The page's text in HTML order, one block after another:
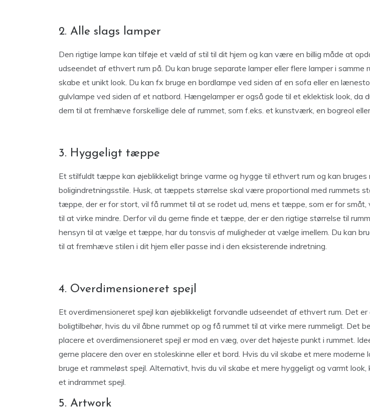
2. Alle slags lamper
Den rigtige lampe kan tilføje et væld af stil til dit hjem og kan være en billig måde at
udseendet af ethvert rum på. Du kan bruge separate lamper eller flere lamper i samme
skabe et unikt look. Du kan fx bruge en bordlampe ved siden af ​​en sofa eller en
gulvlampe ved siden af ​​et natbord. Hængelamper er også gode til et eklektisk look, da
dem til at fremhæve forskellige dele af rummet, som f.eks. et kunstværk, en bogreol
3. Hyggeligt tæppe
Et stilfuldt tæppe kan øjeblikkeligt bringe varme og hygge til ethvert rum og kan bruges
boligindretningsstile. Husk, at tæppets størrelse skal være proportional med rummets
tæppe, der er for stort, vil få rummet til at se rodet ud, mens et tæppe, som er for småt,
til at virke mindre. Derfor vil du gerne finde et tæppe, der er den rigtige størrelse til
hensyn til at vælge et tæppe, har du tonsvis af muligheder at vælge imellem. Du kan
til at fremhæve stilen i dit hjem eller passe ind i den eksisterende indretning.
4. Overdimensioneret spejl
Et overdimensioneret spejl kan øjeblikkeligt forvandle udseendet af ethvert rum. Det
boligtilbehør, hvis du vil åbne rummet op og få rummet til at virke mere rummeligt. Det
placere et overdimensioneret spejl er mod en væg, over det højeste punkt i rummet.
gerne placere den over en stoleskinne eller et bord. Hvis du vil skabe et mere moderne
bruge et rammeløst spejl. Alternativt, hvis du vil skabe et mere hyggeligt og varmt look,
et indrammet spejl.
5. Artwork